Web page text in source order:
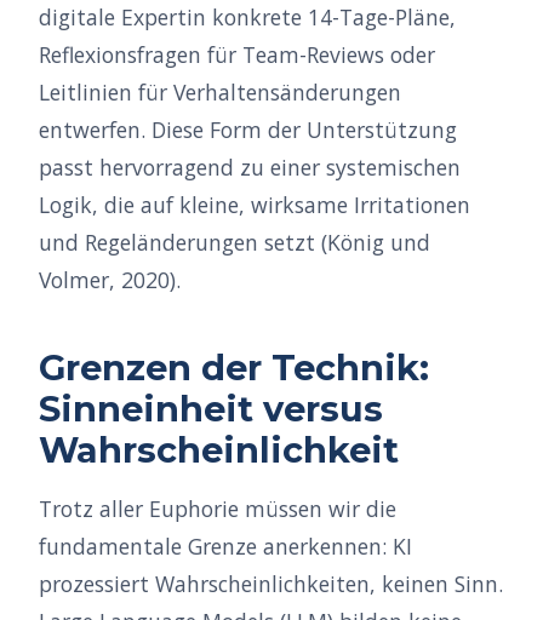
digitale Expertin konkrete 14-Tage-Pläne,
Reflexionsfragen für Team-Reviews oder
Leitlinien für Verhaltensänderungen
entwerfen. Diese Form der Unterstützung
passt hervorragend zu einer systemischen
Logik, die auf kleine, wirksame Irritationen
und Regeländerungen setzt (König und
Volmer, 2020).
Grenzen der Technik:
Sinneinheit versus
Wahrscheinlichkeit
Trotz aller Euphorie müssen wir die
fundamentale Grenze anerkennen: KI
prozessiert Wahrscheinlichkeiten, keinen Sinn.